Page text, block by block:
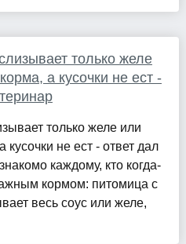
только желе
а кусочки не ест -
только желе или
кусочки не ест - ответ дал
каждому, кто когда-
кормом: питомица с
весь соус или желе,